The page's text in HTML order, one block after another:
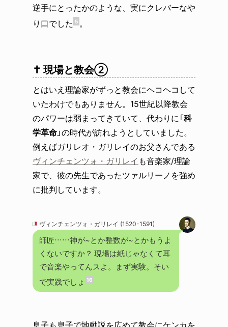
逆手にとったかのような、実にクレバーなや
り口でした 5 。
✝️ 現場と教会②
とはいえ理論家がずっと教会にヘコヘコして
いたわけでもありません。15世紀以降教会
のパワーは弱まってきていて、代わりに「科
学革命」の時代が訪れようとしていました。
例えばガリレオ・ガリレイのお父さんである
ヴィンチェンツォ・ガリレイ も音楽家/理論
家で、彼の先生であったツァルリーノを強め
に批判しています。
ヴィンチェンツォ・ガリレイ (1520-1591)
師匠……神が~とか整数が~とかもうよ
くないですか？ 現場は紙じゃなくて耳
で音楽やってんスよ。まず実験。そい
で実践でしょ 16
息子も息子で地動説を広めて教会にケンカを